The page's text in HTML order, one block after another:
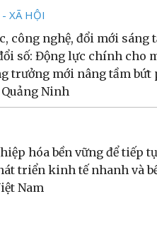
XÃ HỘI
công nghệ, đổi mới sáng
số: Động lực chính cho
trưởng mới nâng tầm bứt
Ninh
hóa bền vững để tiếp
triển kinh tế nhanh và
Nam